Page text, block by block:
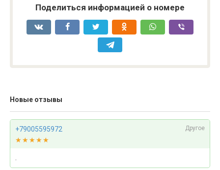
Поделиться информацией о номере
Новые отзывы
+79005595972 Другое
★★★★★
★★★★★